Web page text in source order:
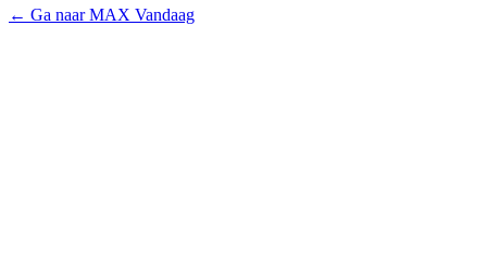
← Ga naar MAX Vandaag